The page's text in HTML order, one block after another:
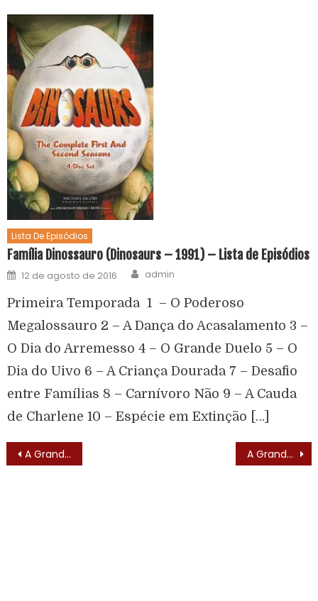
Lista De Episódios
Família Dinossauro (Dinosaurs – 1991) – Lista de Episódios
12 de agosto de 2016 admin
Primeira Temporada 1 – O Poderoso
Megalossauro 2 – A Dança do Acasalamento 3 –
O Dia do Arremesso 4 – O Grande Duelo 5 – O
Dia do Uivo 6 – A Criança Dourada 7 – Desafio
entre Famílias 8 – Carnívoro Não 9 – A Cauda
de Charlene 10 – Espécie em Extinção […]
A Grande Família (1972) A Grande Família (1972) – Letra do Tema de Abertura